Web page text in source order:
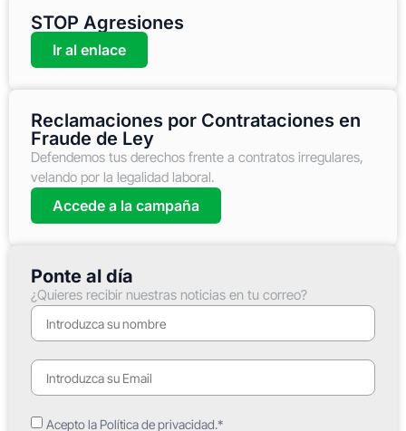
STOP Agresiones
Ir al enlace
Reclamaciones por Contrataciones en
Fraude de Ley
Defendemos tus derechos frente a contratos irregulares,
velando por la legalidad laboral.
Accede a la campaña
Ponte al día
¿Quieres recibir nuestras noticias en tu correo?
Acepto la Política de privacidad.*